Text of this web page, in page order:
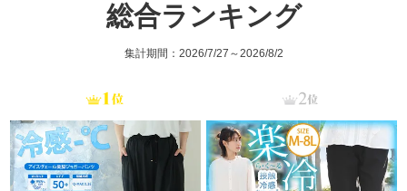
総合ランキング
集計期間：2026/7/27～2026/8/2